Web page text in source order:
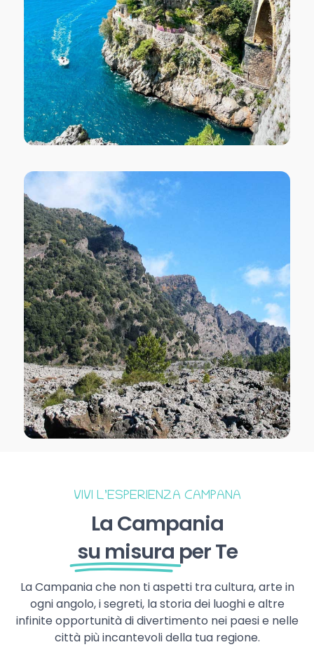
VIVI L’ESPERIENZA CAMPANA
La Campania
su misura per Te
La Campania che non ti aspetti tra cultura, arte in
ogni angolo, i segreti, la storia dei luoghi e altre
infinite opportunità di divertimento nei paesi e nelle
città più incantevoli della tua regione.